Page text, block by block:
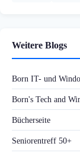
Weitere Blogs
Born IT- und
Born's Tech and
Bücherseite
Seniorentreff 50+